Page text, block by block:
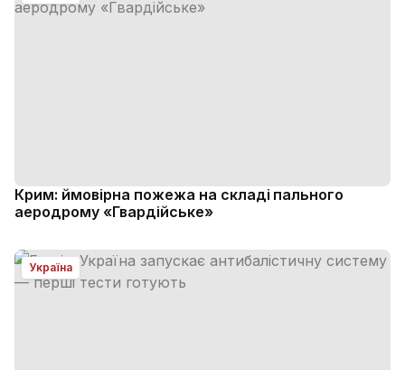
Крим: ймовірна пожежа на складі пального
аеродрому «Гвардійське»
Україна